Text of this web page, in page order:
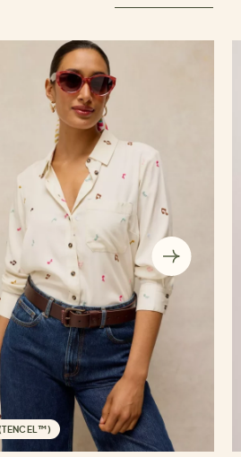
(TENCEL™)